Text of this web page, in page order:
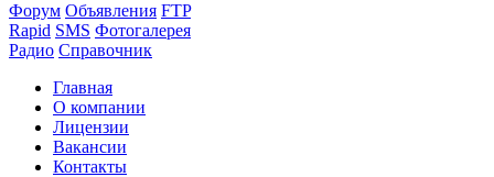
Форум Объявления FTP
Rapid SMS Фотогалерея
Радио Справочник
Главная
О компании
Лицензии
Вакансии
Контакты